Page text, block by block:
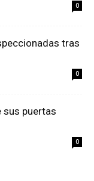
0
tras
0
sus puertas
0